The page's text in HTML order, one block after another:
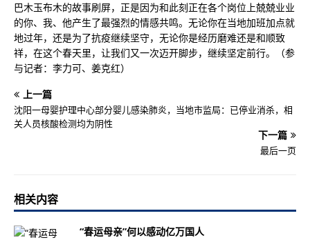
巴木玉布木的故事刷屏，正是因为和此刻正在各个岗位上兢兢业业
的你、我、他产生了最强烈的情感共鸣。无论你在当地加班加点就
地过年，还是为了抗疫继续坚守，无论你是经历磨难还是和顺致
祥，在这个春天里，让我们又一次迈开脚步，继续坚定前行。（参
与记者：李力可、姜克红）
上一篇
沈阳一母婴护理中心部分婴儿感染肺炎，当地市监局：已停业消杀，相
关人员核酸检测均为阴性
下一篇
最后一页
相关内容
“春运母亲”何以感动亿万国人